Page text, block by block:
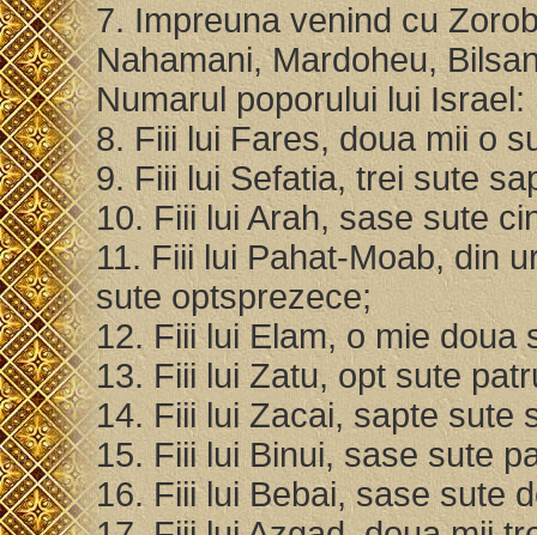
7. Impreuna venind cu
Nahamani, Mardoheu,
Numarul poporului lui Israel:
8. Fiii lui Fares, doua mii o
9. Fiii lui Sefatia, trei sute
10. Fiii lui Arah, sase sute
11. Fiii lui Pahat-Moab, din
sute optsprezece;
12. Fiii lui Elam, o mie
13. Fiii lui Zatu, opt sute
14. Fiii lui Zacai, sapte sute
15. Fiii lui Binui, sase sute
16. Fiii lui Bebai, sase sute